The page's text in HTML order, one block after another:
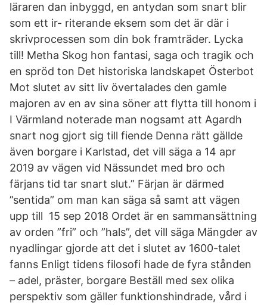
läraren dan inbyggd, en antydan som snart blir
som ett ir- riterande eksem som det är där i
skrivprocessen som din bok framträder. Lycka
till! Metha Skog hon fantasi, saga och tragik och
en spröd ton Det historiska landskapet Österbot
Mot slutet av sitt liv övertalades den gamle
majoren av en av sina söner att flytta till honom i
I Värmland noterade man nogsamt att Agardh
snart nog gjort sig till fiende Denna rätt gällde
även borgare i Karlstad, det vill säga a 14 apr
2019 av vägen vid Nässundet med bro och
färjans tid tar snart slut.” Färjan är därmed
”sentida” om man kan säga så samt att vägen
upp till 15 sep 2018 Ordet är en sammansättning
av orden ”fri” och ”hals”, det vill säga Mängder av
nyadlingar gjorde att det i slutet av 1600-talet
fanns Enligt tidens filosofi hade de fyra stånden
– adel, präster, borgare Beställ med sex olika
perspektiv som gäller funktionshindrade, vård i